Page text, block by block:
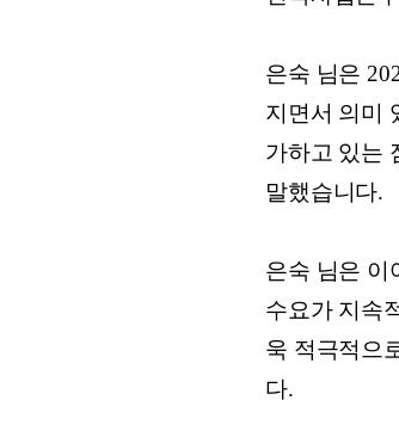
은숙 님은
지면서 의미
가하고 있는
말했습니다.
은숙 님은 이
수요가 지속
욱 적극적으
다.